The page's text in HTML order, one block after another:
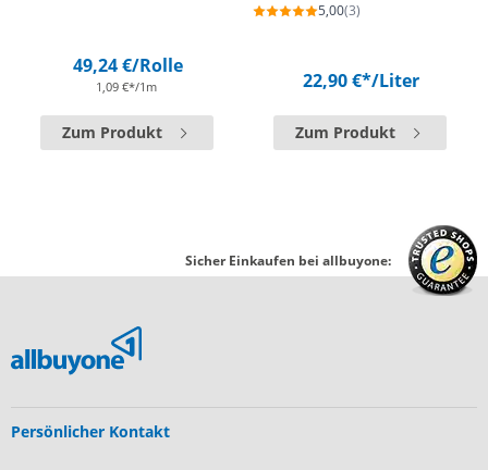
49,24 €/Rolle
1,09 €*/1m
Zum Produkt
5,00(3)
22,90 €*/Liter
Zum Produkt
Sicher Einkaufen bei allbuyone:
Persönlicher Kontakt